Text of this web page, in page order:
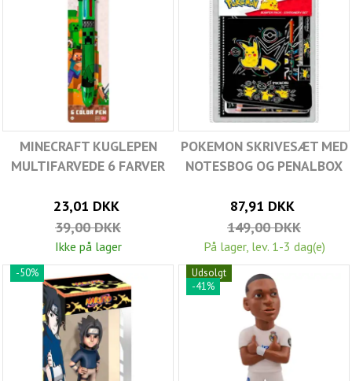
MINECRAFT KUGLEPEN
MULTIFARVEDE 6 FARVER
23,01 DKK
39,00 DKK
Ikke på lager
POKEMON SKRIVESÆT MED
NOTESBOG OG PENALBOX
87,91 DKK
149,00 DKK
På lager, lev. 1-3 dag(e)
-50%
Udsolgt
-41%